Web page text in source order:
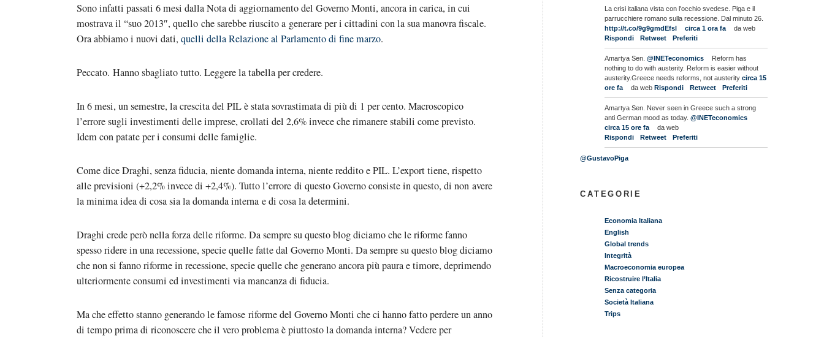
Sono infatti passati 6 mesi dalla Nota di aggiornamento del Governo Monti, ancora in carica, in cui
mostrava il “suo 2013″, quello che sarebbe riuscito a generare per i cittadini con la sua manovra fiscale.
Ora abbiamo i nuovi dati, quelli della Relazione al Parlamento di fine marzo.
Peccato. Hanno sbagliato tutto. Leggere la tabella per credere.
In 6 mesi, un semestre, la crescita del PIL è stata sovrastimata di più di 1 per cento. Macroscopico
l’errore sugli investimenti delle imprese, crollati del 2,6% invece che rimanere stabili come previsto.
Idem con patate per i consumi delle famiglie.
Come dice Draghi, senza fiducia, niente domanda interna, niente reddito e PIL. L’export tiene, rispetto
alle previsioni (+2,2% invece di +2,4%). Tutto l’errore di questo Governo consiste in questo, di non avere
la minima idea di cosa sia la domanda interna e di cosa la determini.
Draghi crede però nella forza delle riforme. Da sempre su questo blog diciamo che le riforme fanno
spesso ridere in una recessione, specie quelle fatte dal Governo Monti. Da sempre su questo blog diciamo
che non si fanno riforme in recessione, specie quelle che generano ancora più paura e timore, deprimendo
ulteriormente consumi ed investimenti via mancanza di fiducia.
Ma che effetto stanno generando le famose riforme del Governo Monti che ci hanno fatto perdere un anno
di tempo prima di riconoscere che il vero problema è piuttosto la domanda interna? Vedere per
La crisi italiana vista con l'occhio svedese. Piga e il
parrucchiere romano sulla recessione. Dal minuto 26.
http://t.co/9g9gmdEfsl
circa 1 ora fa
da web
Rispondi
Retweet Preferiti
Amartya Sen.@INETeconomics
Reform has
nothing to do with austerity. Reform is easier without
austerity.Greece needs reforms, not austerity circa 15
ore fa
da web Rispondi Retweet Preferiti
Amartya Sen. Never seen in Greece such a strong
anti German mood as today.@INETeconomics
circa 15 ore fa
da web
Rispondi
Retweet Preferiti
@GustavoPiga
CATEGORIE
Economia Italiana
English
Global trends
Integrità
Macroeconomia europea
Ricostruire l’Italia
Senza categoria
Società Italiana
Trips